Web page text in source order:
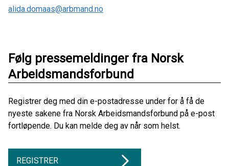
alida.domaas@arbmand.no
Følg pressemeldinger fra Norsk
Arbeidsmandsforbund
Registrer deg med din e-postadresse under for å få de
nyeste sakene fra Norsk Arbeidsmandsforbund på e-post
fortløpende. Du kan melde deg av når som helst.
REGISTRER